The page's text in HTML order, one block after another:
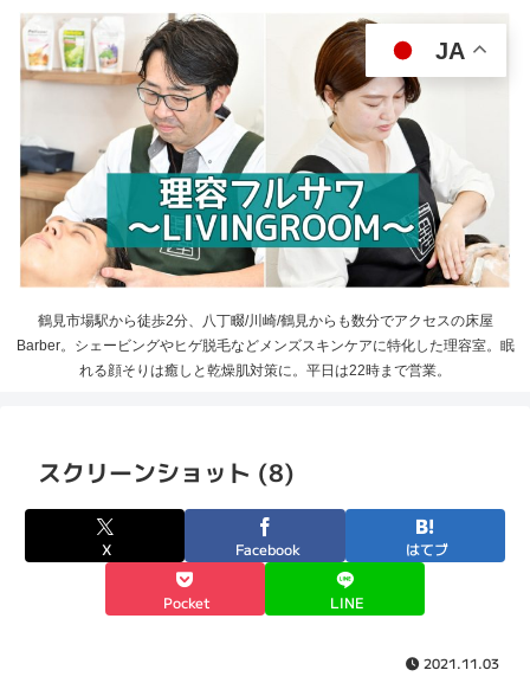
鶴見市場駅から徒歩2分、八丁畷/川崎/鶴見からも数分でアクセスの床屋
Barber。シェービングやヒゲ脱毛などメンズスキンケアに特化した理容室。眠
れる顔そりは癒しと乾燥肌対策に。平日は22時まで営業。
スクリーンショット (8)
X Facebook はてブ
Pocket LINE
2021.11.03
JA